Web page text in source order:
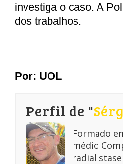
investiga o caso. A
dos trabalhos.
Por: UOL
Perfil de "
Formado
médio